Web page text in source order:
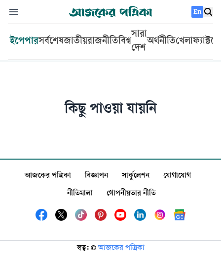
En
ইপেপারসর্বশেষজাতীয়রাজনীতিবিশ্ব
সারা
দেশ
অর্থনীতিখেলা
কিছু পাওয়া যায়নি
আজকের পত্রিকা বিজ্ঞাপন সার্কুলেশন যোগাযোগ
নীতিমালা গোপনীয়তার নীতি
স্বত্ব: ©️ আজকের পত্রিকা